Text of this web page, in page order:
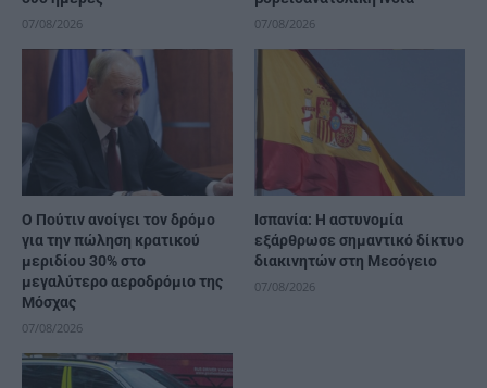
07/08/2026 07/08/2026
Ο Πούτιν ανοίγει τον δρόμο
για την πώληση κρατικού
μεριδίου 30% στο
μεγαλύτερο αεροδρόμιο της
Μόσχας
07/08/2026
Ισπανία: Η αστυνομία
εξάρθρωσε σημαντικό δίκτυο
διακινητών στη Μεσόγειο
07/08/2026